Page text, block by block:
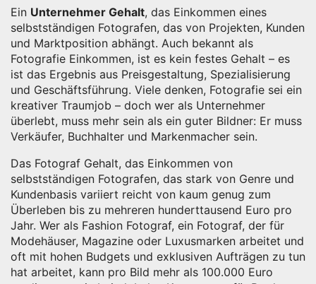
Ein Unternehmer Gehalt, das Einkommen eines
selbstständigen Fotografen, das von Projekten, Kunden
und Marktposition abhängt. Auch bekannt als
Fotografie Einkommen, ist es kein festes Gehalt – es
ist das Ergebnis aus Preisgestaltung, Spezialisierung
und Geschäftsführung. Viele denken, Fotografie sei ein
kreativer Traumjob – doch wer als Unternehmer
überlebt, muss mehr sein als ein guter Bildner: Er muss
Verkäufer, Buchhalter und Markenmacher sein.
Das Fotograf Gehalt, das Einkommen von
selbstständigen Fotografen, das stark von Genre und
Kundenbasis variiert reicht von kaum genug zum
Überleben bis zu mehreren hunderttausend Euro pro
Jahr. Wer als Fashion Fotograf, ein Fotograf, der für
Modehäuser, Magazine oder Luxusmarken arbeitet und
oft mit hohen Budgets und exklusiven Aufträgen zu tun
hat arbeitet, kann pro Bild mehr als 100.000 Euro